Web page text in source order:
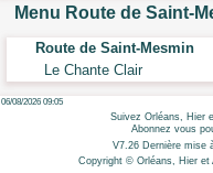
Menu Route de Saint-
Route de Saint-Mesmin
Le Chante Clair
06/08/2026 09:05
Suivez Orléans, Hier
Abonnez vous
V7.26 Dernière mise
Copyright © Orléans, Hier et